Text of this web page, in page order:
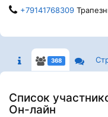
+79141768309
368
Список
Он-лайн